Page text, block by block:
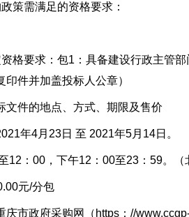
需满足的资格要求：
要求：包1：具备建设行政主管部
印件并加盖投标人公章）
件的地点、方式、期限及售价
年4月23日 至 2021年5月14日。
：00，下午12：00至23：59。（
元/分包
市政府采购网（https：//